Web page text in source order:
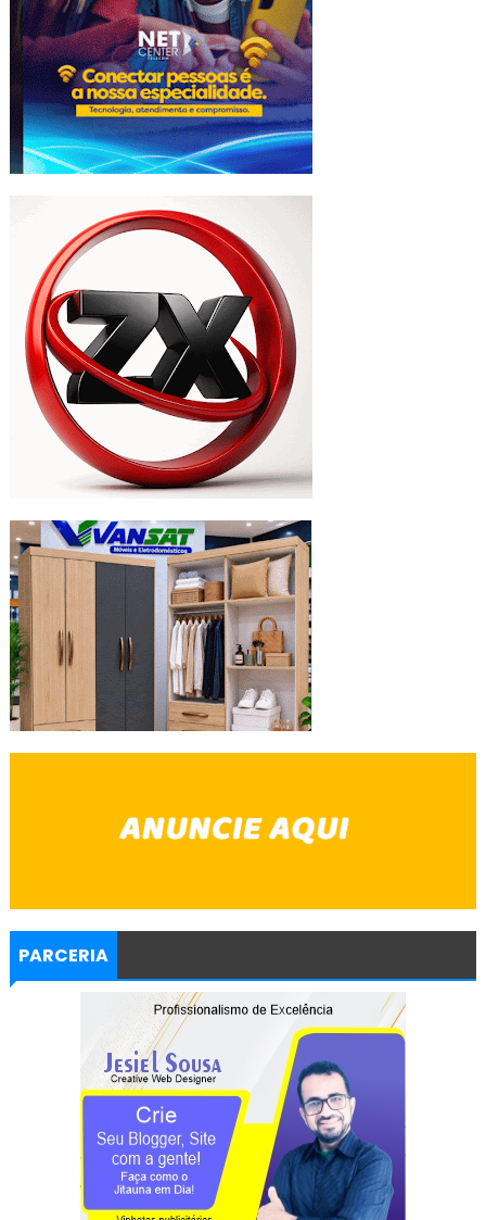
PARCERIA